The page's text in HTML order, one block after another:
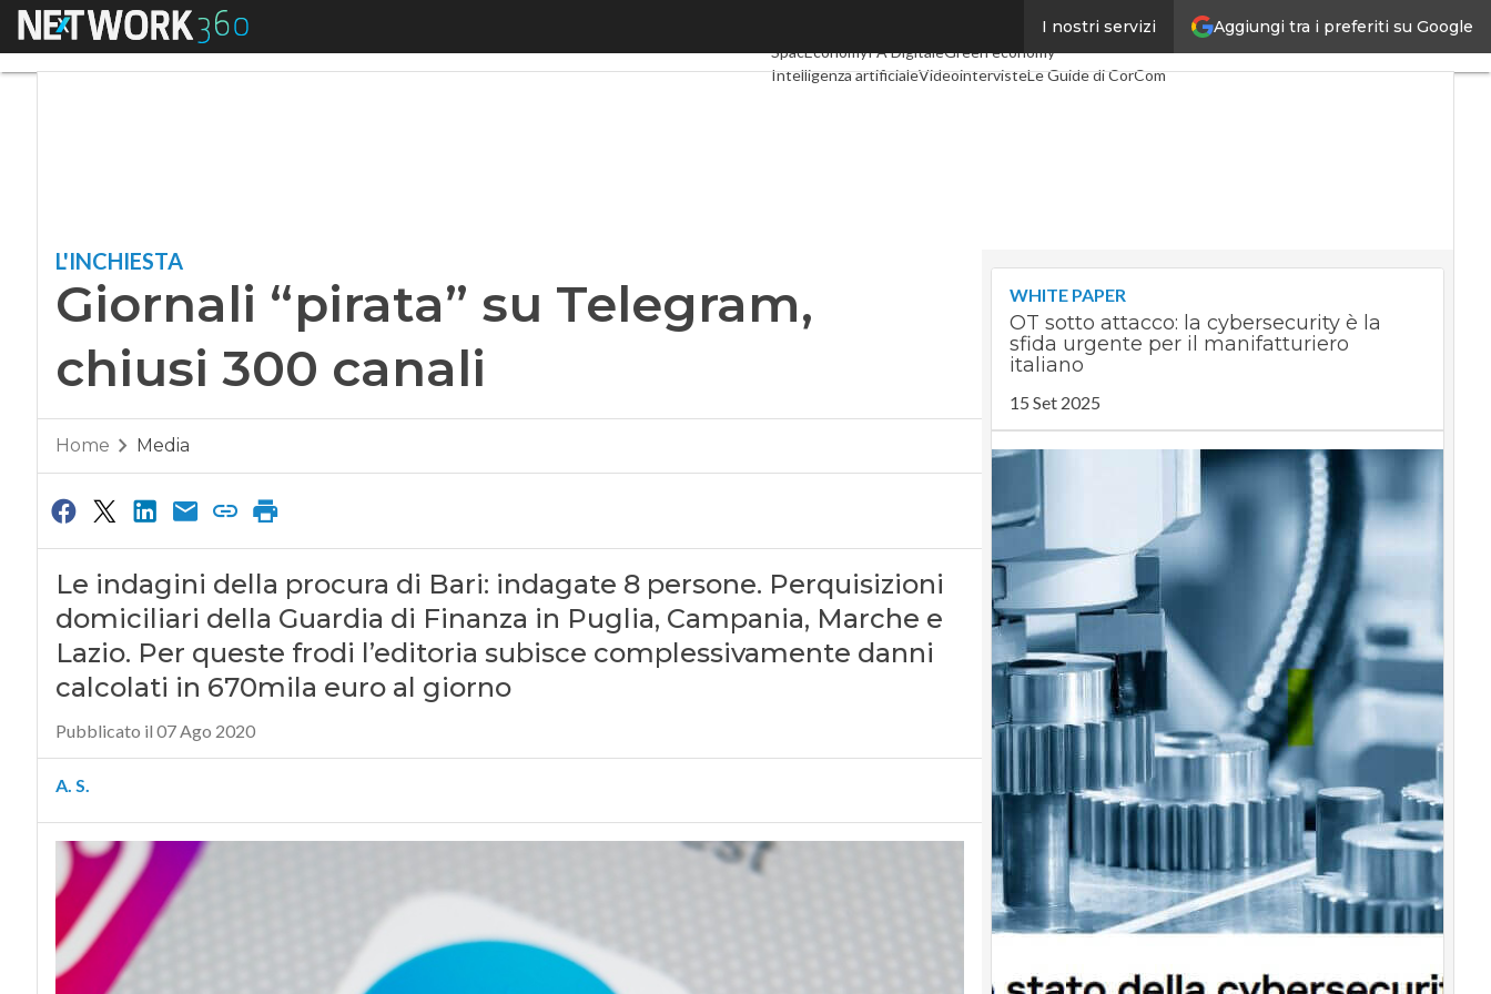
Aggiungi tra i preferiti su Google
I nostri servizi
Menu
Industria 4.0
SpacEconomyPA DigitaleGreen economy
Intelligenza artificialeVideointervisteLe Guide di CorCom
L'INCHIESTA
Giornali “pirata” su Telegram,
chiusi 300 canali
Home Media
Le indagini della procura di Bari: indagate 8 persone. Perquisizioni
domiciliari della Guardia di Finanza in Puglia, Campania, Marche e
Lazio. Per queste frodi l’editoria subisce complessivamente danni
calcolati in 670mila euro al giorno
Pubblicato il 07 Ago 2020
A. S.
WHITE PAPER
OT sotto attacco: la cybersecurity è la
sfida urgente per il manifatturiero
italiano
15 Set 2025